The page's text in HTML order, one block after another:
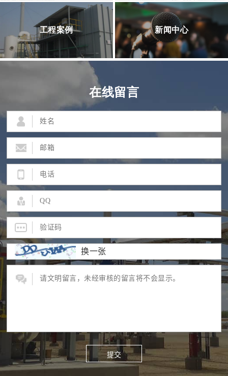
工程案例 新闻中心
在线留言
换一张
提交